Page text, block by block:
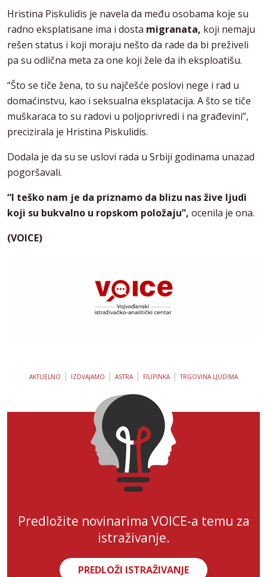
Hristina Piskulidis je navela da među osobama koje su
radno eksplatisane ima i dosta migranata, koji nemaju
rešen status i koji moraju nešto da rade da bi preživeli
pa su odlična meta za one koji žele da ih eksploatišu.
“Što se tiče žena, to su najčešće poslovi nege i rad u
domaćinstvu, kao i seksualna eksplatacija. A što se tiče
muškaraca to su radovi u poljoprivredi i na građevini”,
precizirala je Hristina Piskulidis.
Dodala je da su se uslovi rada u Srbiji godinama unazad
pogoršavali.
“I teško nam je da priznamo da blizu nas žive ljudi
koji su bukvalno u ropskom položaju”, ocenila je ona.
(VOICE)
AKTUELNO | IZDVAJAMO | ASTRA| FILIPINKA|TRGOVINA LJUDIMA
Predložite novinarima VOICE-a temu za
istraživanje.
PREDLOŽI ISTRAŽIVANJE